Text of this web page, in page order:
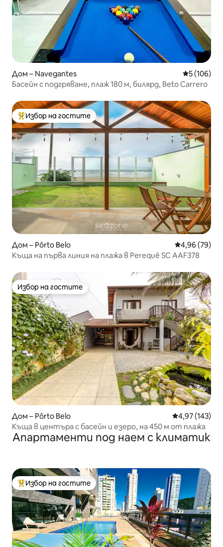
Дом – Navegantes Средна
5 (106)
Басейн с подгряване, плаж 180 м, билярд, Beto Carrero
Най-популярен избор на гостите
Избор на гостите
Дом – Pôrto Belo Средна
4,96 (79)
Къща на първа линия на плажа в Perequê SC AAF378
Избор на гостите
Избор на гостите
Дом – Pôrto Belo Средна
4,97 (143)
Къща в центъра с басейн и езеро, на 450 м от плажа
Апартаменти под наем с климатик
Най-популярен избор на гостите
Избор на гостите